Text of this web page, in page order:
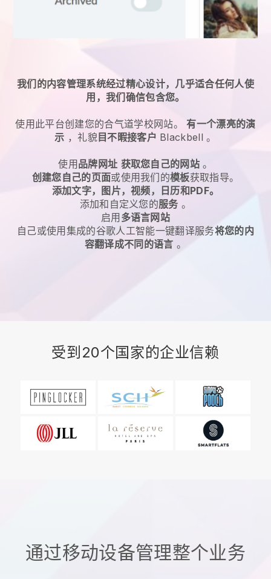
我们的内容管理系统经过精心设计，几乎适合任何人使
用，我们确信包含您。
使用此平台创建您的合气道学校网站。
有一个漂亮的演
示 ，礼貌目不暇接客户 Blackbell 。
使用品牌网址 获取您自己的网站 。
创建您自己的页面或使用我们的模板获取指导。
添加文字，图片，视频，日历和PDF。
添加和自定义您的服务 。
启用多语言网站
自己或使用集成的谷歌人工智能一键翻译服务将您的内
容翻译成不同的语言 。
受到20个国家的企业信赖
通过移动设备管理整个业务